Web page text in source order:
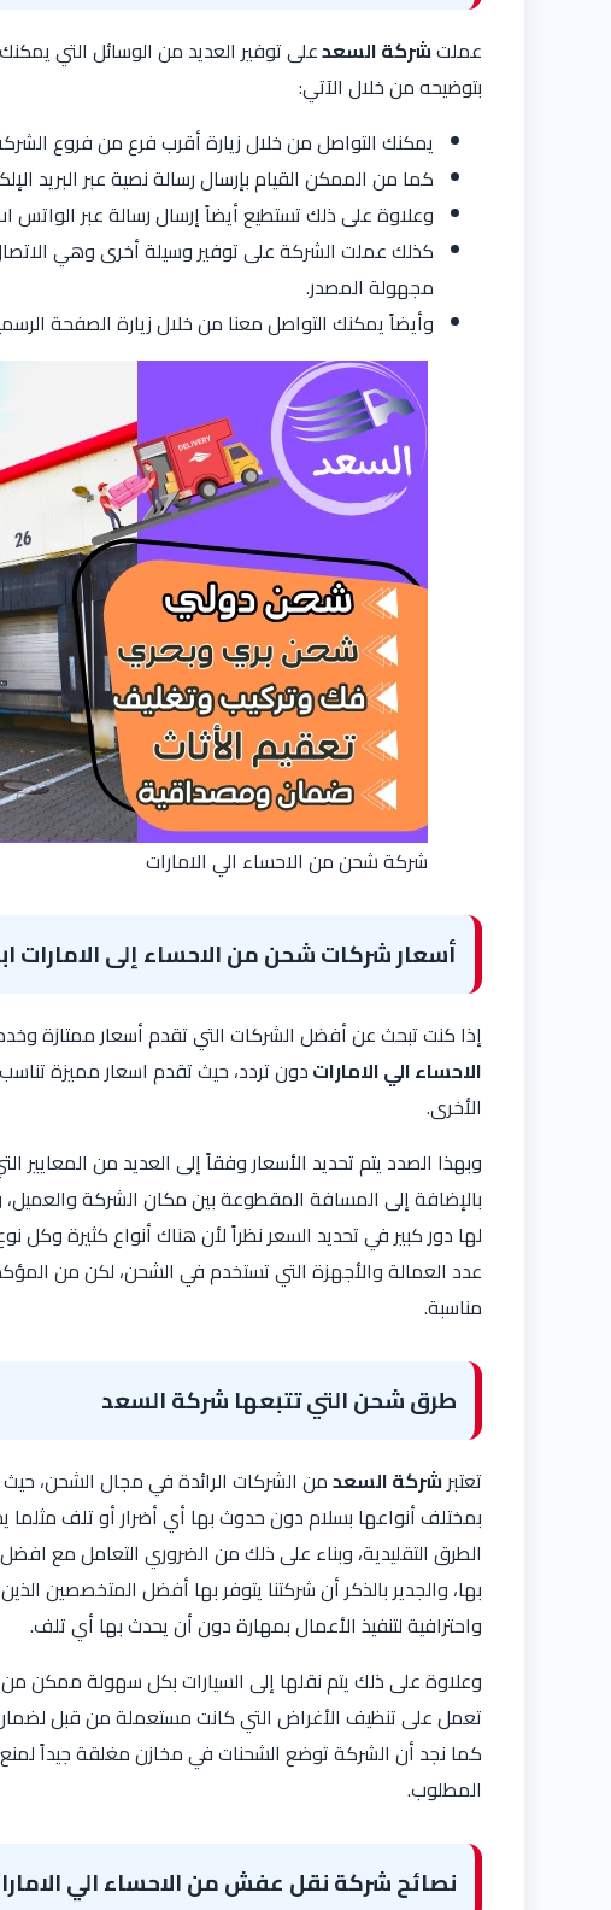
عملتشركة السعدعلى توفير العديد من الوسائل التي
بتوضيحه من خلال الآتي:
يمكنك التواصل من خلال زيارة أقرب فرع من فروع
كما من الممكن القيام بإرسال رسالة نصية عبر البريد
وعلاوة على ذلك تستطيع أيضاً إرسال رسالة عبر
كذلك عملت الشركة على توفير وسيلة أخرى وهي
مجهولة المصدر.
وأيضاً يمكنك التواصل معنا من خلال زيارة الصفحة
شركة شحن من الاحساء الي الامارات
أسعار شركات شحن من الاحساء إلى الامارات
إذا كنت تبحث عن أفضل الشركات التي تقدم أسعار ممتازة
الاحساء الي الاماراتدون تردد، حيث تقدم اسعار مميزة
الأخرى.
وبهذا الصدد يتم تحديد الأسعار وفقاً إلى العديد من المعايير
بالإضافة إلى المسافة المقطوعة بين مكان الشركة
لها دور كبير في تحديد السعر نظراً لأن هناك أنواع كثيرة وكل
عدد العمالة والأجهزة التي تستخدم في الشحن، لكن من
مناسبة.
طرق شحن التي تتبعها شركة السعد
تعتبرشركة السعدمن الشركات الرائدة في مجال الشحن،
بمختلف أنواعها بسلام دون حدوث بها أي أضرار أو تلف
الطرق التقليدية، وبناء على ذلك من الضروري التعامل مع
بها، والجدير بالذكر أن شركتنا يتوفر بها أفضل المتخصصين
واحترافية لتنفيذ الأعمال بمهارة دون أن يحدث بها أي تلف.
وعلاوة على ذلك يتم نقلها إلى السيارات بكل سهولة ممكن
تعمل على تنظيف الأغراض التي كانت مستعملة من قبل
كما نجد أن الشركة توضع الشحنات في مخازن مغلقة جيداً
المطلوب.
نصائح شركة نقل عفش من الاحساء الي